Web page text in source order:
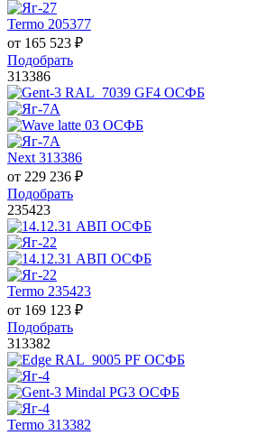
Termo 205377
от 165 523 ₽
Подобрать
313386
Next 313386
от 229 236 ₽
Подобрать
235423
Termo 235423
от 169 123 ₽
Подобрать
313382
Termo 313382